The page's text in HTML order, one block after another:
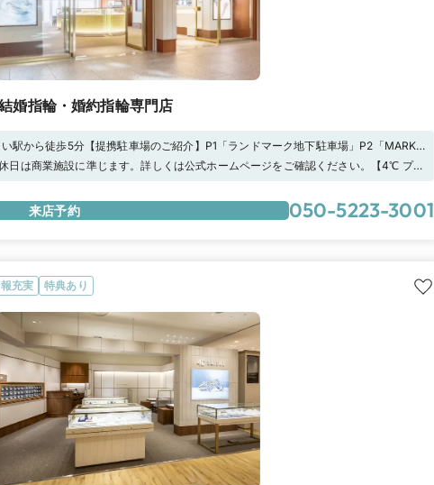
婚指輪・婚約指輪専門店
駅から徒歩5分【提携駐車場のご紹介】P1「ランドマーク地下駐車場」P2「MARK
スクエアみなとみらい駐車場」※ご成約のお客様…P1,P2は3時間、P3は2時間の無料
は商業施設に準じます。詳しくは公式ホームページをご確認ください。【4℃ プレ
来店予約 050-5223-3001
充実 特典あり